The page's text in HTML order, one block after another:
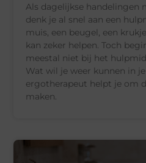
Als dagelijkse handelingen
denk je al snel aan een
muis, een beugel, een
kan zeker helpen. Toch
meestal niet bij het
Wat wil je weer kunnen in
ergotherapeut helpt je om
maken.